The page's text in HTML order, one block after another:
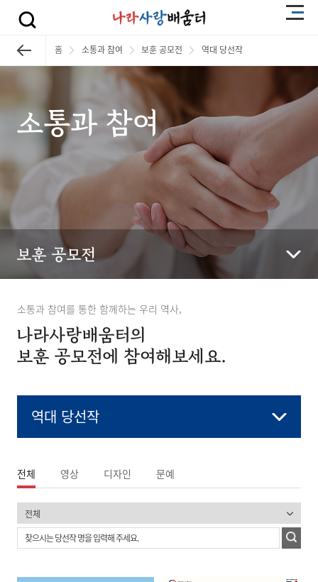
홈 소통과 참여 보훈 공모전 역대 당선작
소통과 참여
보훈 공모전
소통과 참여를 통한 함께하는 우리 역사,
나라사랑배움터의
보훈 공모전에 참여해보세요.
역대 당선작
전체 영상 디자인 문예